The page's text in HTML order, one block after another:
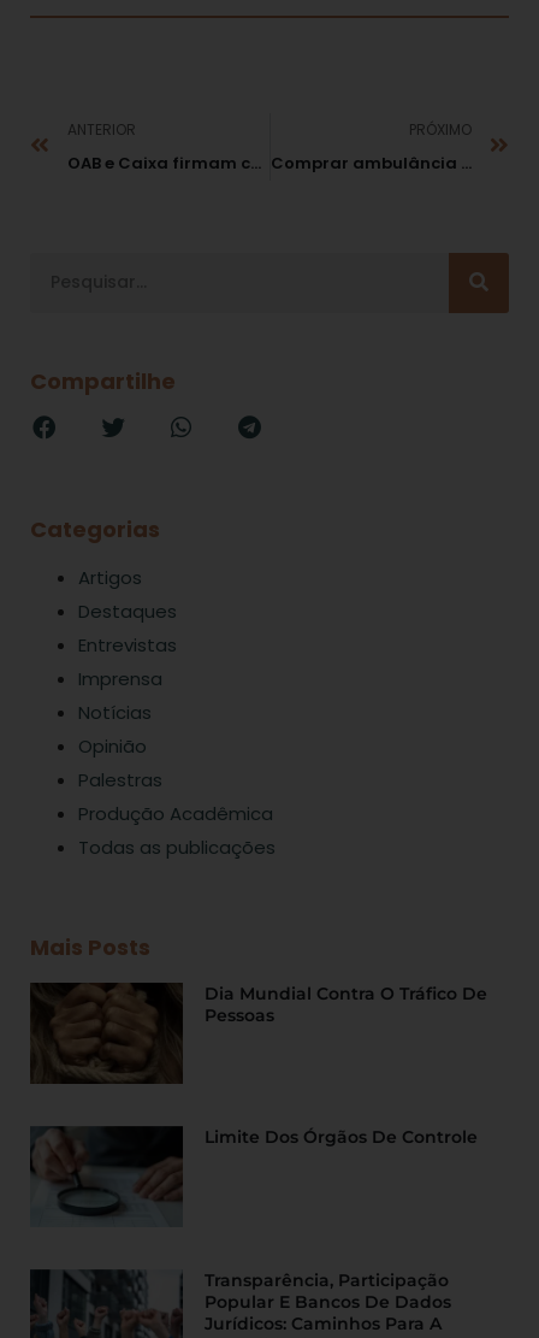
ANTERIOR
OAB e Caixa firmam convênio para oferecer benefícios aos advogados
PRÓXIMO
Comprar ambulância diferente de convênio não é improbidade, decide STJ
Compartilhe
Categorias
Artigos
Destaques
Entrevistas
Imprensa
Notícias
Opinião
Palestras
Produção Acadêmica
Todas as publicações
Mais Posts
Dia Mundial Contra O Tráfico De
Pessoas
Limite Dos Órgãos De Controle
Transparência, Participação
Popular E Bancos De Dados
Jurídicos: Caminhos Para A